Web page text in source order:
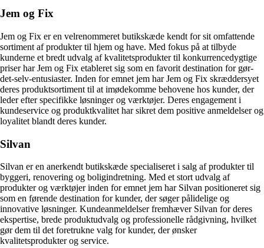
Jem og Fix
Jem og Fix er en velrenommeret butikskæde kendt for sit omfattende
sortiment af produkter til hjem og have. Med fokus på at tilbyde
kunderne et bredt udvalg af kvalitetsprodukter til konkurrencedygtige
priser har Jem og Fix etableret sig som en favorit destination for gør-
det-selv-entusiaster. Inden for emnet jem har Jem og Fix skræddersyet
deres produktsortiment til at imødekomme behovene hos kunder, der
leder efter specifikke løsninger og værktøjer. Deres engagement i
kundeservice og produktkvalitet har sikret dem positive anmeldelser og
loyalitet blandt deres kunder.
Silvan
Silvan er en anerkendt butikskæde specialiseret i salg af produkter til
byggeri, renovering og boligindretning. Med et stort udvalg af
produkter og værktøjer inden for emnet jem har Silvan positioneret sig
som en førende destination for kunder, der søger pålidelige og
innovative løsninger. Kundeanmeldelser fremhæver Silvan for deres
ekspertise, brede produktudvalg og professionelle rådgivning, hvilket
gør dem til det foretrukne valg for kunder, der ønsker
kvalitetsprodukter og service.